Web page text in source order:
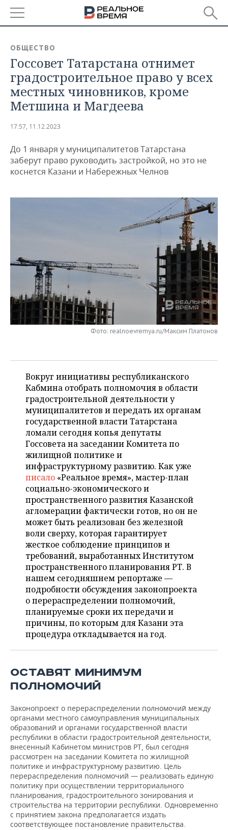
БАШКОРТОСТАН
ТАТАРСТАН
УДМУРТИЯ
НОВОСТИ
АНАЛИТИКА
НОВОСТИ АНАЛИТИКИ
ДЕКЛАРАЦИИ О ДОХОДАХ
КОРОЛИ ГОСЗАКАЗА ПФО
ВУЗЫ ТАТАРСТАНА
КОМУ ПРИНАДЛЕЖАТ
ЭКОНОМИКА
НОВОСТИ ЭКОНОМИКИ
ФИНАНСЫ
БАНКИ
БЮДЖЕТ
ПРОМЫШЛЕННОСТЬ
НОВОСТИ
ПРОМЫШЛЕННОСТИ
НЕФТЬ
ЭНЕРГЕТИКА
НЕДВИЖИМОСТЬ
НОВОСТИ НЕДВИЖИМОСТИ
АВТО
НОВОСТИ АВТО
БИЗНЕС
ТРАНСПОРТ
УСЛУГИ
МЕДИА
ТЕЛЕКОММУНИКАЦИИ
НОВОСТИ МЕРОПРИЯТИЙ
ВЫЕЗДНАЯ РЕДАКЦИЯ
БИЗНЕС-БРАНЧИ
ОТКРЫТАЯ ЛЕКЦИЯ
СПОРТ
НОВОСТИ СПОРТА
ФУТБОЛ
БАСКЕТБОЛ
ВОЛЕЙБОЛ
КИБЕРСПОРТ
ФИГУРНОЕ КАТАНИЕ
ВОДНЫЕ ВИДЫ СПОРТА
ХОККЕЙ С МЯЧОМ
ОБЩЕСТВО
НОВОСТИ ОБЩЕСТВА
ИНФРАСТРУКТУРА
ИСТОРИЯ
КУЛЬТУРА
МЕДИЦИНА
ОБРАЗОВАНИЕ
ПРОИСШЕСТВИЯ
ФОТОГАЛЕРЕЯ
СПИСОК ПЕРСОН
СПИСОК КОМПАНИЙ
ПОЛНАЯ ВЕРСИЯ
ОБЩЕСТВО
Госсовет Татарстана отнимет
градостроительное право у всех
местных чиновников, кроме
Метшина и Магдеева
17:57, 11.12.2023
До 1 января у муниципалитетов Татарстана
заберут право руководить застройкой, но это не
коснется Казани и Набережных Челнов
Фото: realnoevremya.ru/Максим Платонов
Вокруг инициативы республиканского
Кабмина отобрать полномочия в области
градостроительной деятельности у
муниципалитетов и передать их органам
государственной власти Татарстана
ломали сегодня копья депутаты
Госсовета на заседании Комитета по
жилищной политике и
инфраструктурному развитию. Как уже
писало «Реальное время», мастер-план
социально-экономического и
пространственного развития Казанской
агломерации фактически готов, но он не
может быть реализован без железной
воли сверху, которая гарантирует
жесткое соблюдение принципов и
требований, выработанных Институтом
пространственного планирования РТ. В
нашем сегодняшнем репортаже —
подробности обсуждения законопроекта
о перераспределении полномочий,
планируемые сроки их передачи и
причины, по которым для Казани эта
процедура откладывается на год.
ОСТАВЯТ МИНИМУМ
ПОЛНОМОЧИЙ
Законопроект о перераспределении полномочий между
органами местного самоуправления муниципальных
образований и органами государственной власти
республики в области градостроительной деятельности,
внесенный Кабинетом министров РТ, был сегодня
рассмотрен на заседании Комитета по жилищной
политике и инфраструктурному развитию. Цель
перераспределения полномочий — реализовать единую
политику при осуществлении территориального
планирования, градостроительного зонирования и
строительства на территории республики. Одновременно
с принятием закона предполагается издать
соответствующее постановление правительства.